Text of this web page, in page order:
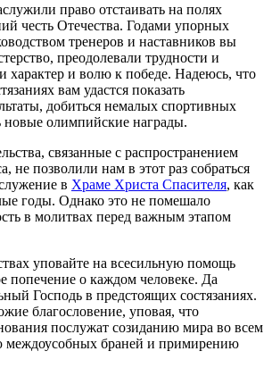
право отстаивать на полях
честь Отечества. Годами упорных
тренеров и наставников вы
преодолевали трудности и
характер и волю к победе. Надеюсь, что
вам удастся показать
добиться немалых спортивных
новые олимпийские награды.
связанные с распространением
не позволили нам в этот раз собраться
в Храме Христа Спасителя, как
годы. Однако это не помешало
в молитвах перед важным этапом
уповайте на всесильную помощь
попечение о каждом человеке. Да
Господь в предстоящих состязаниях.
благословение, уповая, что
послужат созиданию мира во всем
междоусобных браней и примирению